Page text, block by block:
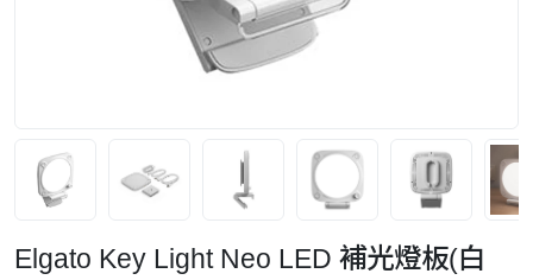
Elgato Key Light Neo LED 補光燈板(白